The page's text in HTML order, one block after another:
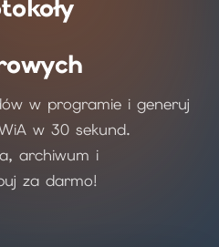
w programie i generuj
w 30 sekund.
archiwum i
za darmo!